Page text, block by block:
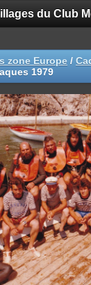
du Club
zone Europe /
1979